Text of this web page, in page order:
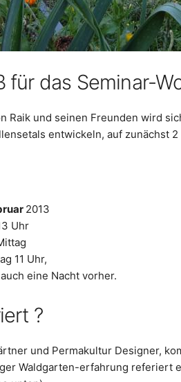
für das Seminar-
Raik und seinen Freunden wird
entwickeln, auf zunächst
2013
Uhr
11 Uhr,
eine Nacht vorher.
?
und Permakultur Designer,
Waldgarten-erfahrung referiert